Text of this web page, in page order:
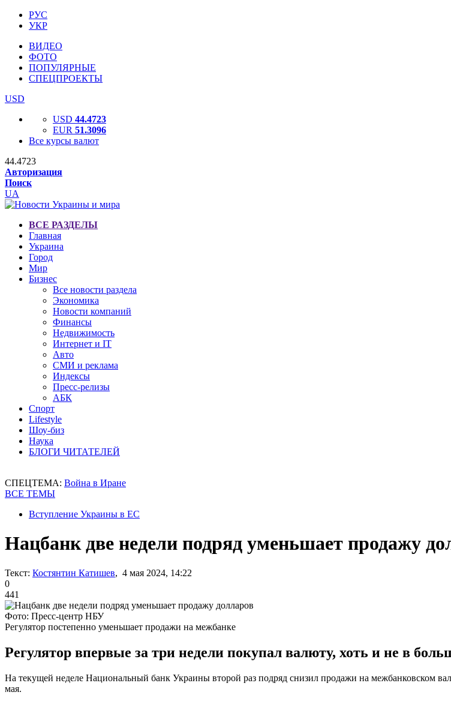
РУС
УКР
ВИДЕО
ФОТО
ПОПУЛЯРНЫЕ
СПЕЦПРОЕКТЫ
USD
USD 44.4723
EUR 51.3096
Все курсы валют
44.4723
Авторизация
Поиск
UA
ВСЕ РАЗДЕЛЫ
Главная
Украина
Город
Мир
Бизнес
Все новости раздела
Экономика
Новости компаний
Финансы
Недвижимость
Интернет и IT
Авто
СМИ и реклама
Индексы
Пресс-релизы
АБК
Спорт
Lifestyle
Шоу-биз
Наука
БЛОГИ ЧИТАТЕЛЕЙ
СПЕЦТЕМА: Война в Иране
ВСЕ ТЕМЫ
Вступление Украины в ЕС
Нацбанк две недели подряд уменьшает продажу
Текст: Костянтин Катишев, 4 мая 2024, 14:22
0
441
Фото: Пресс-центр НБУ
Регулятор постепенно уменьшает продажи на межбанке
Регулятор впервые за три недели покупал валюту, хоть и не в
На текущей неделе Национальный банк Украины второй раз подряд снизил продажи на межбанковском
мая.